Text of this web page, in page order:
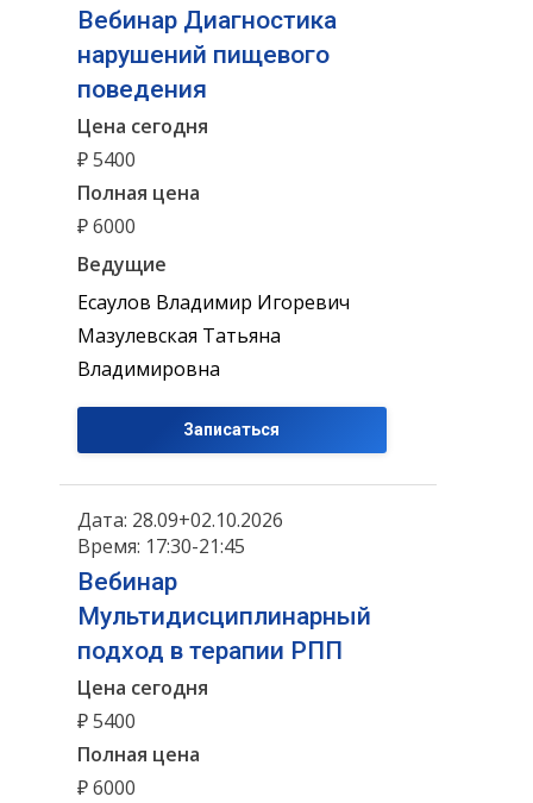
Вебинар Диагностика
нарушений пищевого
поведения
Цена сегодня
₽ 5400
Полная цена
₽ 6000
Ведущие
Есаулов Владимир Игоревич
Мазулевская Татьяна
Владимировна
Записаться
Дата: 28.09+02.10.2026
Время: 17:30-21:45
Вебинар
Мультидисциплинарный
подход в терапии РПП
Цена сегодня
₽ 5400
Полная цена
₽ 6000